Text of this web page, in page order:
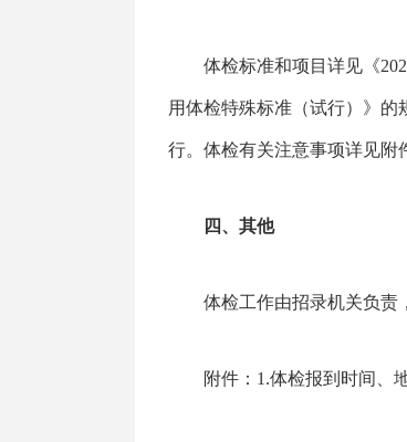
体检标准和项目详见《
用体检特殊标准（试行）》
行。体检有关注意事项详见附
四、其他
体检工作由招录机关负责
附件：1.体检报到时间、